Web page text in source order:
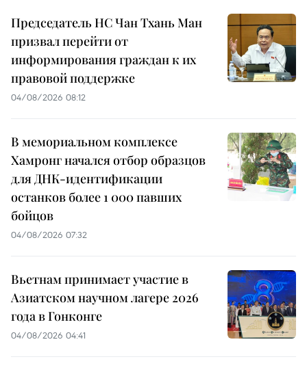
Председатель НС Чан Тхань Ман
призвал перейти от
информирования граждан к их
правовой поддержке
04/08/2026 08:12
В мемориальном комплексе
Хамронг начался отбор образцов
для ДНК-идентификации
останков более 1 000 павших
бойцов
04/08/2026 07:32
Вьетнам принимает участие в
Азиатском научном лагере 2026
года в Гонконге
04/08/2026 04:41